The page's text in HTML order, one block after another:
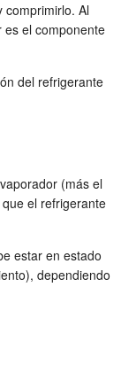
comprimirlo. Al
es el componente
del refrigerante
(más el
el refrigerante
estar en estado
dependiendo